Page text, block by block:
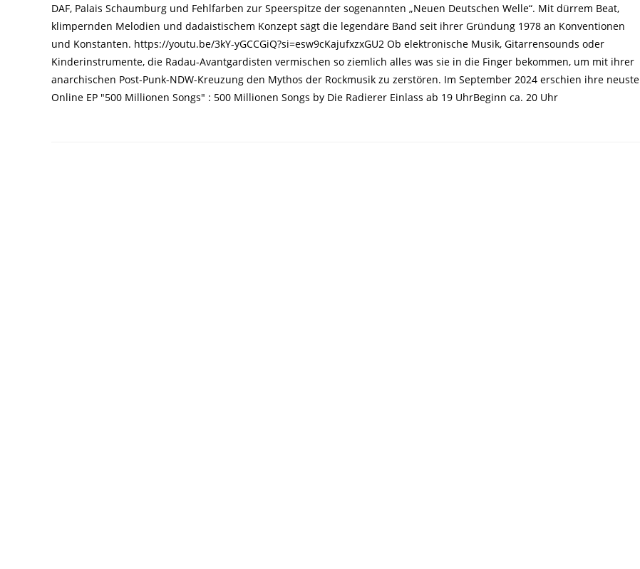
DAF, Palais Schaumburg und Fehlfarben zur Speerspitze der sogenannten „Neuen Deutschen Welle“. Mit dürrem Beat,
klimpernden Melodien und dadaistischem Konzept sägt die legendäre Band seit ihrer Gründung 1978 an Konventionen
und Konstanten. https://youtu.be/3kY-yGCCGiQ?si=esw9cKajufxzxGU2 Ob elektronische Musik, Gitarrensounds oder
Kinderinstrumente, die Radau-Avantgardisten vermischen so ziemlich alles was sie in die Finger bekommen, um mit ihrer
anarchischen Post-Punk-NDW-Kreuzung den Mythos der Rockmusik zu zerstören. Im September 2024 erschien ihre neuste
Online EP "500 Millionen Songs" : 500 Millionen Songs by Die Radierer Einlass ab 19 UhrBeginn ca. 20 Uhr